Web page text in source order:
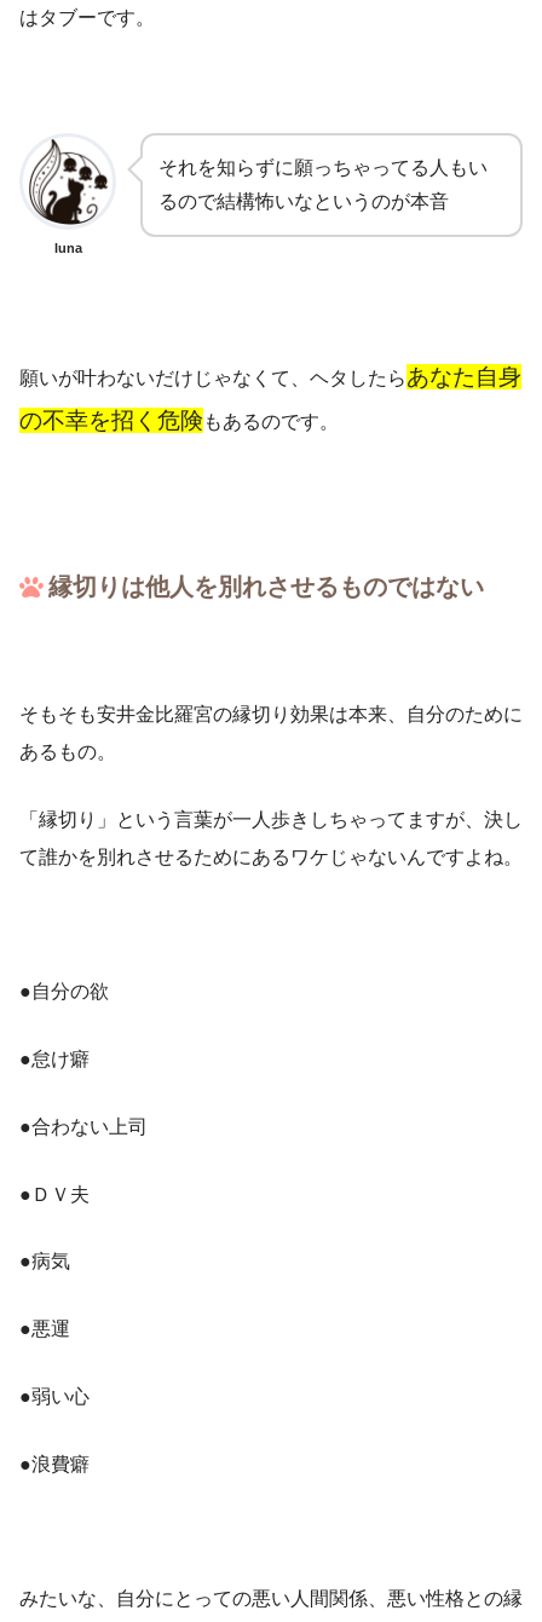
はタブーです。
luna
それを知らずに願っちゃってる人もい
るので結構怖いなというのが本音
願いが叶わないだけじゃなくて、ヘタしたらあなた自身
の不幸を招く危険 もあるのです。
縁切りは他人を別れさせるものではない
そもそも安井金比羅宮の縁切り効果は本来、自分のために
あるもの。
「縁切り」という言葉が一人歩きしちゃってますが、決し
て誰かを別れさせるためにあるワケじゃないんですよね。
●自分の欲
●怠け癖
●合わない上司
●ＤＶ夫
●病気
●悪運
●弱い心
●浪費癖
みたいな、自分にとっての悪い人間関係、悪い性格との縁